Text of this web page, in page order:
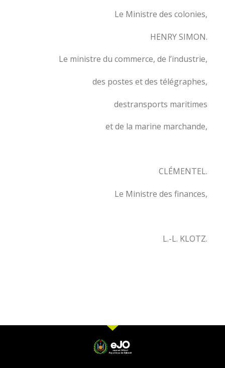
Le Ministre des colonies,
HENRY SIMON.
Le ministre du commerce, de l’industrie,
des postes et des télégraphes,
destransports maritimes
et de la marine marchande,
CLÉMENTEL.
Le Ministre des finances,
L.-L. KLOTZ.